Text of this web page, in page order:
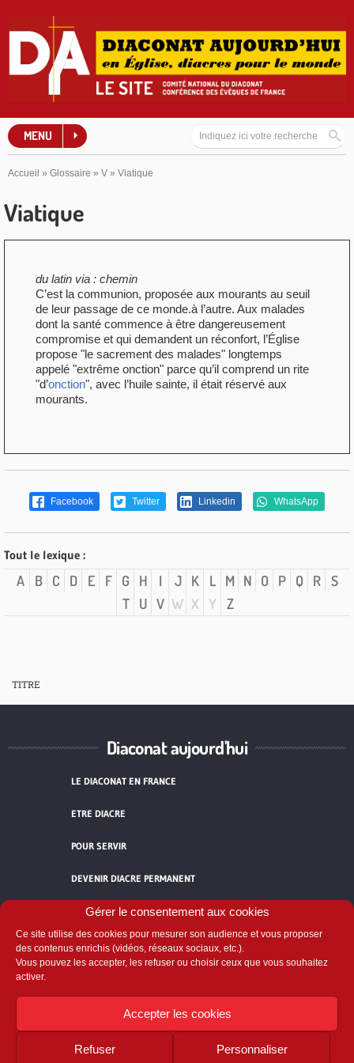
Gérer le consentement aux cookies
Ce site utilise des cookies pour mesurer son audience et vous proposer
des contenus enrichis (vidéos, réseaux sociaux, etc.).
Vous pouvez les accepter, les refuser ou choisir ceux que vous souhaitez
activer.
Accepter les cookies
Refuser Personnaliser
MENU
Accueil » Glossaire » V » Viatique
Viatique
du latin via : chemin
C’est la communion, proposée aux mourants au seuil
de leur passage de ce monde.à l’autre. Aux malades
dont la santé commence à être dangereusement
compromise et qui demandent un réconfort, l’Église
propose "le sacrement des malades" longtemps
appelé "extrême onction" parce qu’il comprend un rite
"d’onction", avec l’huile sainte, il était réservé aux
mourants.
Facebook Twitter Linkedin WhatsApp
Tout le lexique :
A B C D E F G H I J K L M N O P Q R S
T
U V W X Y Z
TITRE
Diaconat aujourd'hui
LE DIACONAT EN FRANCE
ETRE DIACRE
POUR SERVIR
DEVENIR DIACRE PERMANENT
TÉMOIGNAGES
ACCUEIL
Comité National du Diaconat